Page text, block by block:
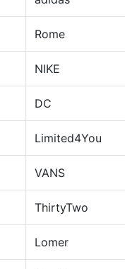
Rome
NIKE
DC
Limited4You
VANS
ThirtyTwo
Lomer